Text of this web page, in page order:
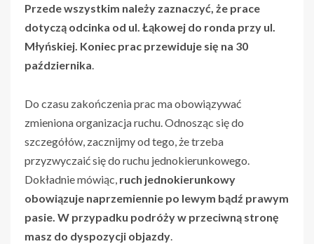
Przede wszystkim należy zaznaczyć, że prace
dotyczą odcinka od ul. Łąkowej do ronda przy ul.
Młyńskiej. Koniec prac przewiduje się na 30
października.
Do czasu zakończenia prac ma obowiązywać
zmieniona organizacja ruchu. Odnosząc się do
szczegółów, zacznijmy od tego, że trzeba
przyzwyczaić się do ruchu jednokierunkowego.
Dokładnie mówiąc, ruch jednokierunkowy
obowiązuje naprzemiennie po lewym bądź prawym
pasie. W przypadku podróży w przeciwną stronę
masz do dyspozycji objazdy.